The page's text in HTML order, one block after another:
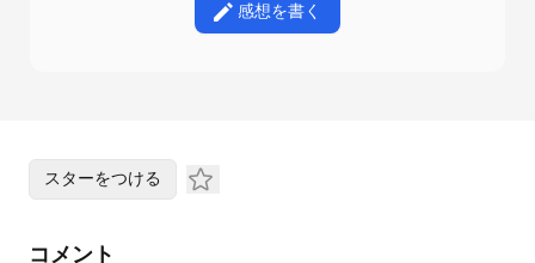
感想を書く
スターをつける
コメント